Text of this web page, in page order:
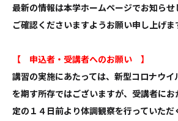
最新の情報は本学ホームページでお知ら
ご確認くださいますようお願い申し上げま
【 申込者・受講者へのお願い 】
講習の実施にあたっては、新型コロナウ
を期す所存ではございますが、受講者に
定の１４日前より体調観察を行っていただ